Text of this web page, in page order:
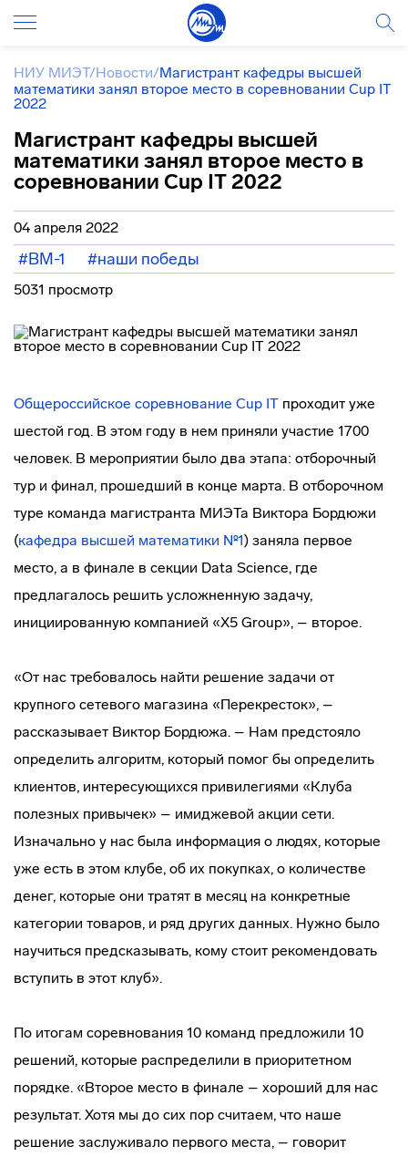
НИУ МИЭТ/Новости/Магистрант кафедры высшей
математики занял второе место в соревновании Cup IT
2022
Магистрант кафедры высшей
математики занял второе место в
соревновании Cup IT 2022
04 апреля 2022
#ВМ-1 #наши победы
5031 просмотр
Общероссийское соревнование Cup IT проходит уже
шестой год. В этом году в нем приняли участие 1700
человек. В мероприятии было два этапа: отборочный
тур и финал, прошедший в конце марта. В отборочном
туре команда магистранта МИЭТа Виктора Бордюжи
(кафедра высшей математики №1) заняла первое
место, а в финале в секции Data Science, где
предлагалось решить усложненную задачу,
инициированную компанией «Х5 Group», – второе.
«От нас требовалось найти решение задачи от
крупного сетевого магазина «Перекресток», –
рассказывает Виктор Бордюжа. – Нам предстояло
определить алгоритм, который помог бы определить
клиентов, интересующихся привилегиями «Клуба
полезных привычек» – имиджевой акции сети.
Изначально у нас была информация о людях, которые
уже есть в этом клубе, об их покупках, о количестве
денег, которые они тратят в месяц на конкретные
категории товаров, и ряд других данных. Нужно было
научиться предсказывать, кому стоит рекомендовать
вступить в этот клуб».
По итогам соревнования 10 команд предложили 10
решений, которые распределили в приоритетном
порядке. «Второе место в финале – хороший для нас
результат. Хотя мы до сих пор считаем, что наше
решение заслуживало первого места, – говорит